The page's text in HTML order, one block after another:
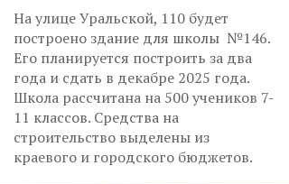
На улице Уральской, 110 будет
построено здание для школы №146.
Его планируется построить за два
года и сдать в декабре 2025 года.
Школа рассчитана на 500 учеников 7-
11 классов. Средства на
строительство выделены из
краевого и городского бюджетов.